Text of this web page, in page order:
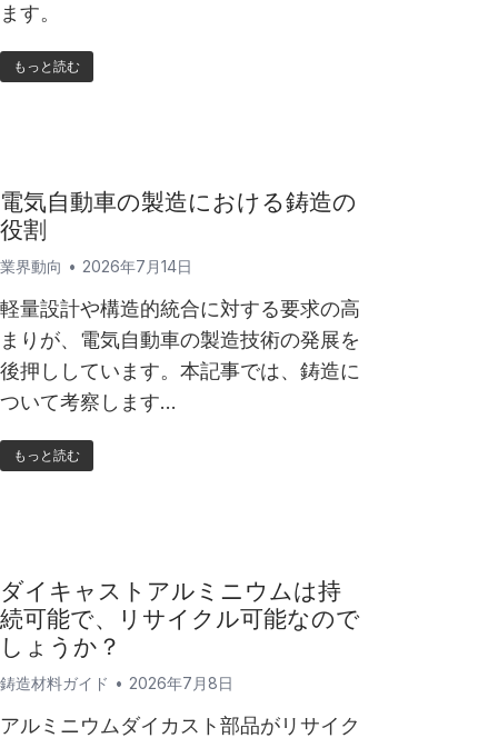
ます。
もっと読む
電気自動車の製造における鋳造の
役割
業界動向 2026年7月14日
軽量設計や構造的統合に対する要求の高
まりが、電気自動車の製造技術の発展を
後押ししています。本記事では、鋳造に
ついて考察します…
もっと読む
ダイキャストアルミニウムは持
続可能で、リサイクル可能なので
しょうか？
鋳造材料ガイド 2026年7月8日
アルミニウムダイカスト部品がリサイク